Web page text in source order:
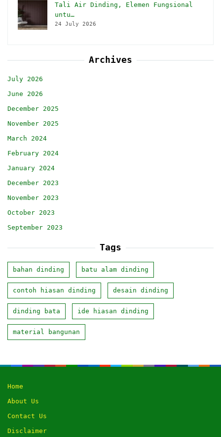
Tali Air Dinding, Elemen Fungsional
untu…
24 July 2026
Archives
July 2026
June 2026
December 2025
November 2025
March 2024
February 2024
January 2024
December 2023
November 2023
October 2023
September 2023
Tags
bahan dinding batu alam dinding
contoh hiasan dinding desain dinding
dinding bata ide hiasan dinding
material bangunan
Home
About Us
Contact Us
Disclaimer